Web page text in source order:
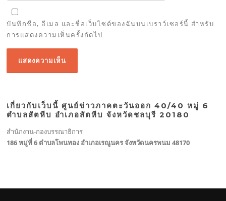
บันทึกชื่อ, อีเมล และชื่อเว็บไซต์ของฉันบนเบราว์เซอร์นี้ สำหรับ
การแสดงความเห็นครั้งถัดไป
เกี่ยวกับเว็บนี้ ศูนย์ข่าวภาคตะวันออก 40/40 หมู่ 6
ตำบลสัตหีบ อำเภอสัตหีบ จังหวัดชลบุรี 20180
สำนักงาน-กองบรรณาธิการ
186 หมู่ที่ 6 ตำบลโพนทอง อำเภอเรณูนคร จังหวัดนครพนม 48170